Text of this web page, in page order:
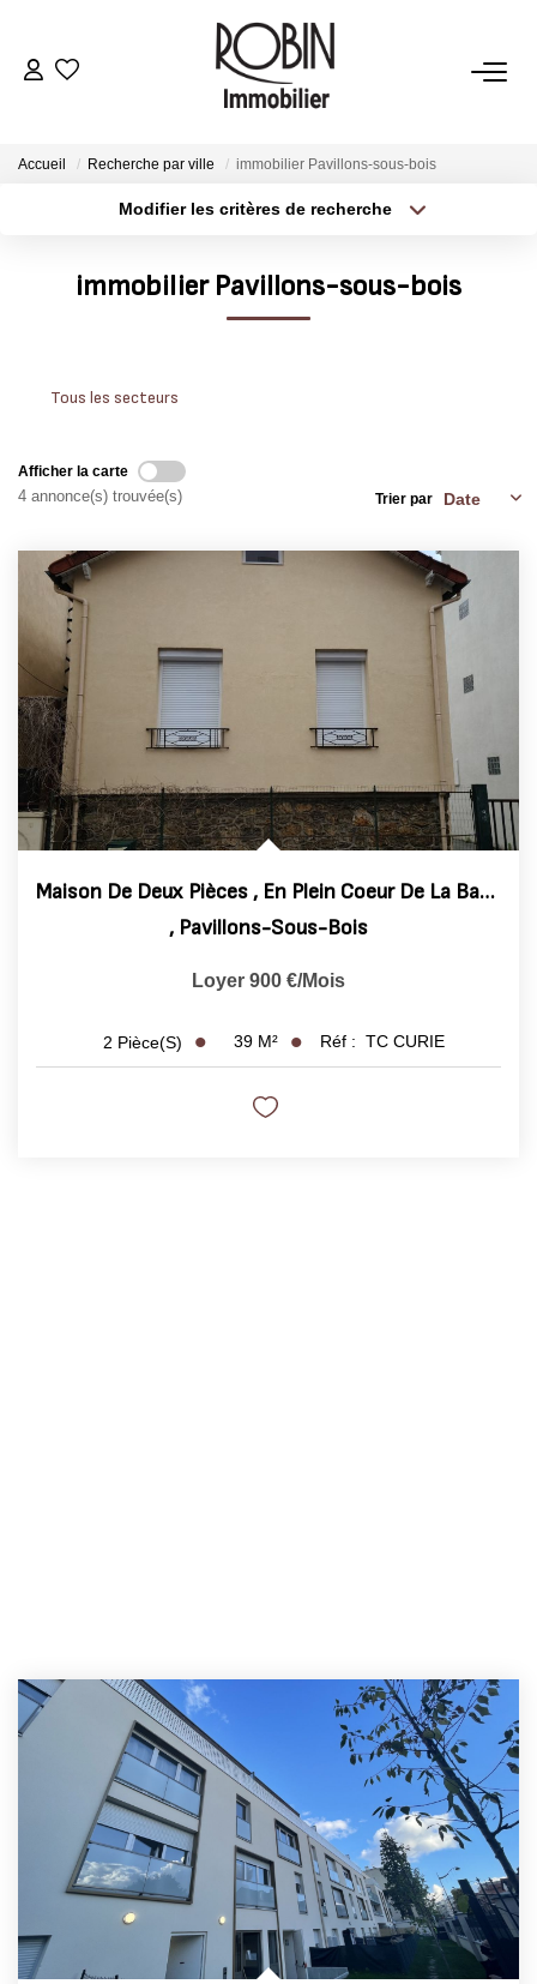
EXTRANET
Accueil Recherche par ville immobilier Pavillons-sous-bois
Modifier les critères de recherche
Type de bien
immobilier Pavillons-sous-bois
Tous les secteurs
Afficher la carte
4 annonce(s) trouvée(s) Trier par
Maison De Deux Pièces , En Plein Coeur De La Basoche .
, Pavillons-Sous-Bois
Loyer 900 €/mois
2 Pièce(s) 39 M² Réf : TC CURIE